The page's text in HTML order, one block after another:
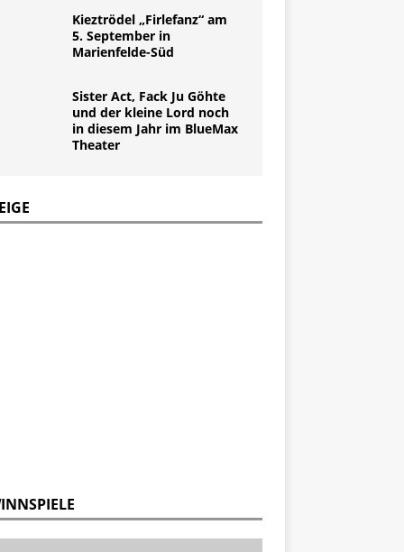
Kieztrödel „Firlefanz“ am
5. September in
Marienfelde-Süd
Sister Act, Fack Ju Göhte
und der kleine Lord noch
in diesem Jahr im BlueMax
Theater